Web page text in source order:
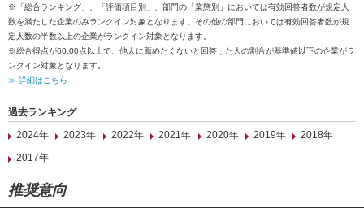
※「総合ランキング」、「評価項目別」、部門の「業態別」においては有効回答者数が規定人
数を満たした企業のみランクイン対象となります。その他の部門においては有効回答者数が規
定人数の半数以上の企業がランクイン対象となります。
※総合得点が60.00点以上で、他人に薦めたくないと回答した人の割合が基準値以下の企業がラ
ンクイン対象となります。
≫ 詳細はこちら
過去ランキング
2024年
2023年 2022年 2021年 2020年 2019年
2018年
2017年
推奨意向